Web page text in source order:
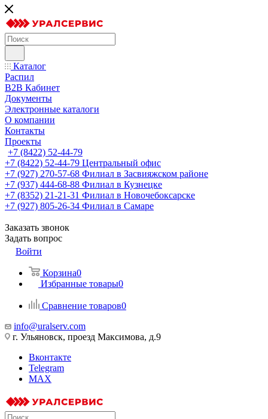
Каталог
Распил
B2B Кабинет
Документы
Электронные каталоги
О компании
Контакты
Проекты
+7 (8422) 52-44-79
+7 (8422) 52-44-79 Центральный офис
+7 (927) 270-57-68 Филиал в Засвияжском районе
+7 (937) 444-68-88 Филиал в Кузнецке
+7 (8352) 21-21-31 Филиал в Новочебоксарске
+7 (927) 805-26-34 Филиал в Самаре
Заказать звонок
Задать вопрос
Войти
Корзина0
Избранные товары0
Сравнение товаров0
info@uralserv.com
г. Ульяновск, проезд Максимова, д.9
Вконтакте
Telegram
MAX